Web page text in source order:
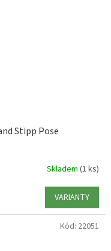
Stipp Pose
Skladem (1 ks)
VARIANTY
Kód: 22051